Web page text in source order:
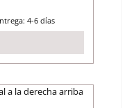
4-6 días